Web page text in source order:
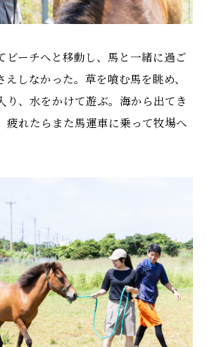
ビーチへと移動し、馬と一緒に過ご
しなかった。草を喰む馬を眺め、
り、水をかけて遊ぶ。海から出てき
疲れたらまた馬運車に乗って牧場へ